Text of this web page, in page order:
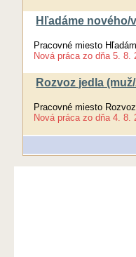
Hľadáme nového/
Pracovné miesto
Nová práca zo dňa 5. 8.
Rozvoz jedla
Pracovné miesto
Nová práca zo dňa 4. 8.